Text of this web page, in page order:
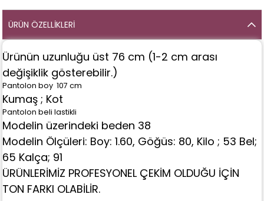
ÜRÜN ÖZELLIKLERI
Ürünün uzunluğu üst 76 cm (1-2 cm arası
değişiklik gösterebilir.)
Pantolon boy 107 cm
Kumaş ; Kot
Pantolon beli lastikli
Modelin üzerindeki beden 38
Modelin Ölçüleri: Boy: 1.60, Göğüs: 80, Kilo ; 53 Bel;
65 Kalça; 91
ÜRÜNLERİMİZ PROFESYONEL ÇEKİM OLDUĞU İÇİN
TON FARKI OLABİLİR.